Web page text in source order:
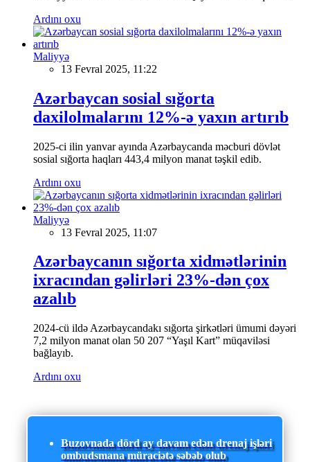
Ardını oxu
Maliyyə
13 Fevral 2025, 11:22
Azərbaycan sosial sığorta
daxilolmalarını 12%-ə yaxın artırıb
2025-ci ilin yanvar ayında Azərbaycanda məcburi dövlət
sosial sığorta haqları 443,4 milyon manat təşkil edib.
Ardını oxu
Maliyyə
13 Fevral 2025, 11:07
Azərbaycanın sığorta xidmətlərinin
ixracından gəlirləri 23%-dən çox
azalıb
2024-cü ildə Azərbaycandakı sığorta şirkətləri ümumi dəyəri
7,2 milyon manat olan 50 207 “Yaşıl Kart” müqaviləsi
bağlayıb.
Ardını oxu
Buzovnada dörd ay davam edən drenaj işləri
ombudsmana müraciətə səbəb olub